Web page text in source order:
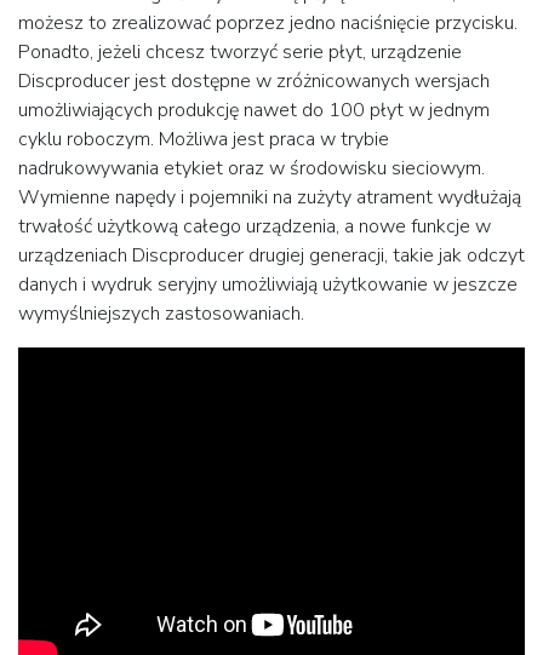
możesz to zrealizować poprzez jedno naciśnięcie przycisku.
Ponadto, jeżeli chcesz tworzyć serie płyt, urządzenie
Discproducer jest dostępne w zróżnicowanych wersjach
umożliwiających produkcję nawet do 100 płyt w jednym
cyklu roboczym. Możliwa jest praca w trybie
nadrukowywania etykiet oraz w środowisku sieciowym.
Wymienne napędy i pojemniki na zużyty atrament wydłużają
trwałość użytkową całego urządzenia, a nowe funkcje w
urządzeniach Discproducer drugiej generacji, takie jak odczyt
danych i wydruk seryjny umożliwiają użytkowanie w jeszcze
wymyślniejszych zastosowaniach.